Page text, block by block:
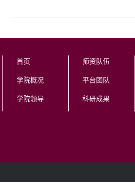
首页
学院概况
学院领导
师资队伍
平台团队
科研成果